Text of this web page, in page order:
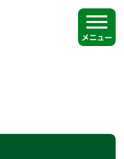
メニュー